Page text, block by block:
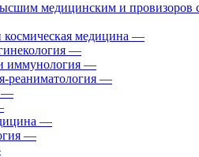
медицинским и
медицина —
—
иммунология —
реаниматология —
—
—
—